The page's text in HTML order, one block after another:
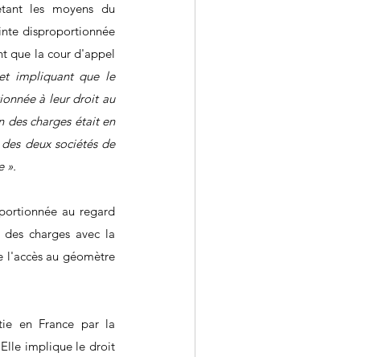
les moyens du
disproportionnée
que la cour d'appel
impliquant que le
à leur droit au
des charges était en
deux sociétés de
».
au regard
charges avec la
l'accès au géomètre
en France par la
Elle implique le droit